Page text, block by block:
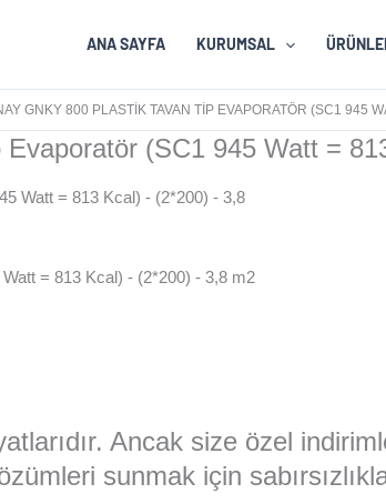
ANA SAYFA KURUMSAL
GNKY 800 PLASTIK TAVAN TIP EVAPORATÖR (SC1 945
(SC1 945 Watt =
= 813 Kcal) - (2*200) - 3,8 m2
Ancak size özel
sunmak için